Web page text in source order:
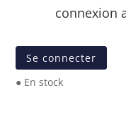
connexion
Se connecter
● En stock